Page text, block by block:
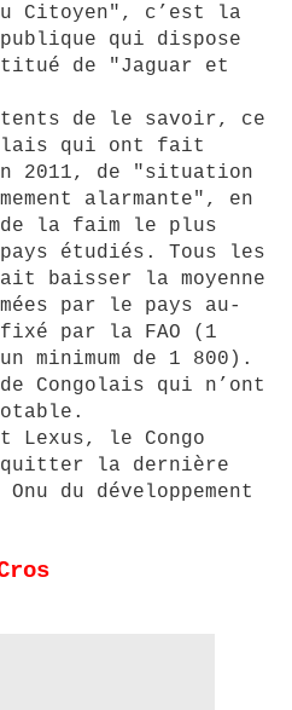
Citoyen", c’est la
qui dispose
de "Jaguar et
de le savoir, ce
qui ont fait
2011, de "situation
alarmante", en
la faim le plus
étudiés. Tous les
baisser la moyenne
par le pays au-
fixé par la FAO (1
minimum de 1 800).
Congolais qui n’ont
Lexus, le Congo
quitter la dernière
du développement